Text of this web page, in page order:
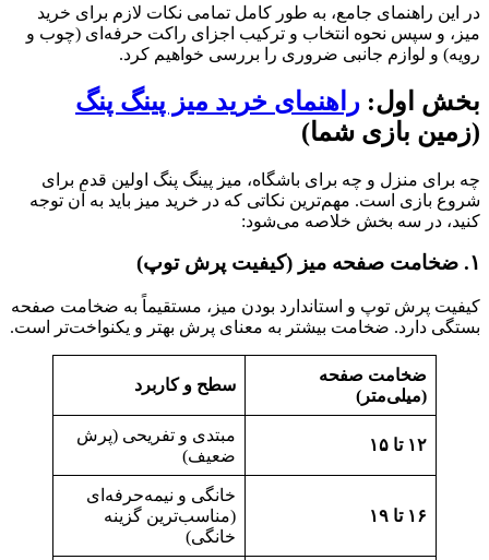
در این راهنمای جامع، به طور کامل تمامی نکات لازم برای خرید
میز، و سپس نحوه انتخاب و ترکیب اجزای راکت حرفه‌ای (چوب و
رویه) و لوازم جانبی ضروری را بررسی خواهیم کرد.
بخش اول: راهنمای خرید میز پینگ پنگ
(زمین بازی شما)
چه برای منزل و چه برای باشگاه، میز پینگ پنگ اولین قدم برای
شروع بازی است. مهم‌ترین نکاتی که در خرید میز باید به آن توجه
کنید، در سه بخش خلاصه می‌شود:
۱. ضخامت صفحه میز (کیفیت پرش توپ)
کیفیت پرش توپ و استاندارد بودن میز، مستقیماً به ضخامت صفحه
بستگی دارد. ضخامت بیشتر به معنای پرش بهتر و یکنواخت‌تر است.
ضخامت صفحه
(میلی‌متر)
سطح و کاربرد
۱۲ تا ۱۵
مبتدی و تفریحی (پرش
ضعیف)
۱۶ تا ۱۹
خانگی و نیمه‌حرفه‌ای
(مناسب‌ترین گزینه
خانگی)